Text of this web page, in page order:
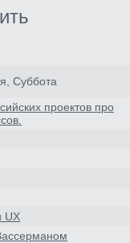
Суббота
проектов про
UX